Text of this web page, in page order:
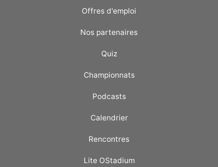
Offres d'emploi
Nos partenaires
Quiz
Championnats
Podcasts
Calendrier
Rencontres
Lite OStadium